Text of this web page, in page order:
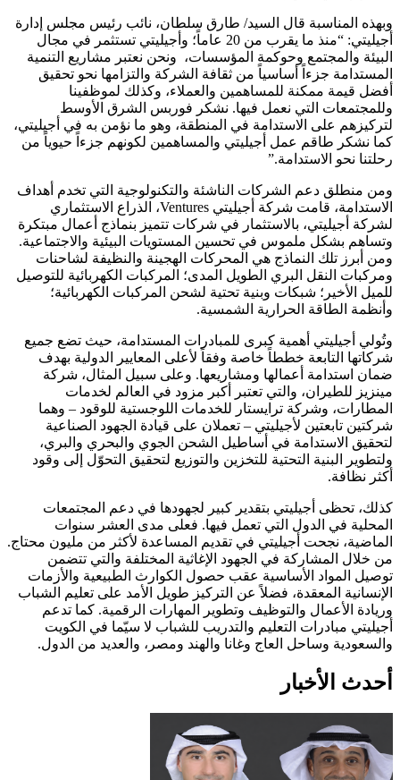
وبهذه المناسبة قال السيد/ طارق سلطان، نائب رئيس مجلس إدارة
أجيليتي: “منذ ما يقرب من 20 عاماً؛ وأجيليتي تستثمر في مجال
البيئة والمجتمع وحوكمة المؤسسات، ونحن نعتبر مشاريع التنمية
المستدامة جزءاً أساسياً من ثقافة الشركة والتزامها نحو تحقيق
أفضل قيمة ممكنة للمساهمين والعملاء، وكذلك لموظفينا
وللمجتمعات التي نعمل فيها. نشكر فوربس الشرق الأوسط
لتركيزهم على الاستدامة في المنطقة، وهو ما نؤمن به في أجيليتي،
كما نشكر طاقم عمل أجيليتي والمساهمين لكونهم جزءاً حيوياً من
رحلتنا نحو الاستدامة.”
ومن منطلق دعم الشركات الناشئة والتكنولوجية التي تخدم أهداف
الاستدامة، قامت شركة أجيليتي Ventures، الذراع الاستثماري
لشركة أجيليتي، بالاستثمار في شركات تتميز بنماذج أعمال مبتكرة
وتساهم بشكل ملموس في تحسين المستويات البيئية والاجتماعية.
ومن أبرز تلك النماذج هي المحركات الهجينة والنظيفة لشاحنات
ومركبات النقل البري الطويل المدى؛ المركبات الكهربائية للتوصيل
للميل الأخير؛ شبكات وبنية تحتية لشحن المركبات الكهربائية؛
وأنظمة الطاقة الحرارية الشمسية.
وتُولي أجيليتي أهمية كبرى للمبادرات المستدامة، حيث تضع جميع
شركاتها التابعة خططاً خاصة وفقاً لأعلى المعايير الدولية بهدف
ضمان استدامة أعمالها ومشاريعها. وعلى سبيل المثال، شركة
مينزيز للطيران، والتي تعتبر أكبر مزود في العالم لخدمات
المطارات، وشركة ترايستار للخدمات اللوجستية للوقود – وهما
شركتين تابعتين لأجيليتي – تعملان على قيادة الجهود الصناعية
لتحقيق الاستدامة في أساطيل الشحن الجوي والبحري والبري،
ولتطوير البنية التحتية للتخزين والتوزيع لتحقيق التحوّل إلى وقود
أكثر نظافة.
كذلك، تحظى أجيليتي بتقدير كبير لجهودها في دعم المجتمعات
المحلية في الدول التي تعمل فيها. فعلى مدى العشر سنوات
الماضية، نجحت أجيليتي في تقديم المساعدة لأكثر من مليون محتاج.
من خلال المشاركة في الجهود الإغاثية المختلفة والتي تتضمن
توصيل المواد الأساسية عقب حصول الكوارث الطبيعية والأزمات
الإنسانية المعقدة، فضلاً عن التركيز طويل الأمد على تعليم الشباب
وريادة الأعمال والتوظيف وتطوير المهارات الرقمية. كما تدعم
أجيليتي مبادرات التعليم والتدريب للشباب لا سيّما في الكويت
والسعودية وساحل العاج وغانا والهند ومصر، والعديد من الدول.
أحدث الأخبار